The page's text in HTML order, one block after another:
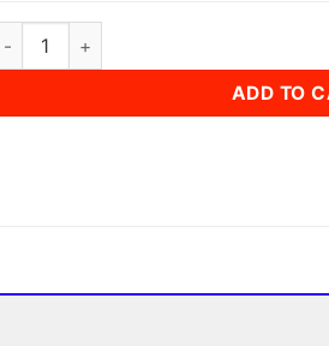
Ống Inox (273,0 x 6 x 6000)mm quantity
ADD TO